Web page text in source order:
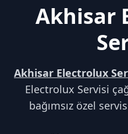
Akhisar
Akhisar Electrolux
Electrolux Servisi
bağımsız özel